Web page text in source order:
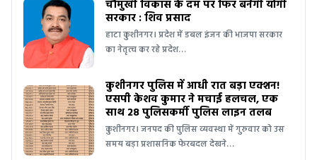
चौमुखी विकास के दम पर फिर बनेगी योगी
सरकार : शिव प्रसाद
हाटा कुशीनगर। प्रदेश में डबल इंजन की भाजपा सरकार
का नेतृत्व कर रहे प्रदेश…
कुशीनगर पुलिस में आधी रात बड़ा एक्शन!
एसपी केशव कुमार ने मचाई हलचल, एक
साथ 28 पुलिसकर्मी पुलिस लाइन तलब
कुशीनगर। जनपद की पुलिस व्यवस्था में गुरुवार को उस
समय बड़ा प्रशासनिक फेरबदल देखने…